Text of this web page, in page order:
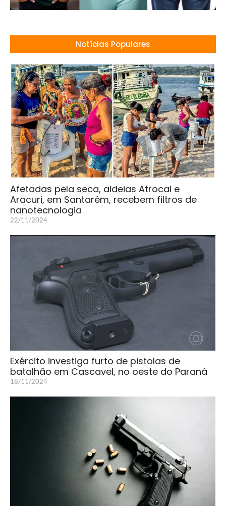
Notícias Populares
Afetadas pela seca, aldeias Atrocal e
Aracuri, em Santarém, recebem filtros de
nanotecnologia
22/11/2024
Exército investiga furto de pistolas de
batalhão em Cascavel, no oeste do Paraná
18/11/2024